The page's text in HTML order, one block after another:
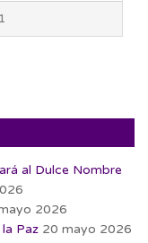
al Dulce Nombre
2026
Paz 20 mayo 2026